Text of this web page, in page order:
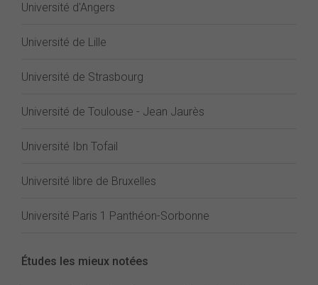
Université d'Angers
Université de Lille
Université de Strasbourg
Université de Toulouse - Jean Jaurès
Université Ibn Tofail
Université libre de Bruxelles
Université Paris 1 Panthéon-Sorbonne
Études les mieux notées